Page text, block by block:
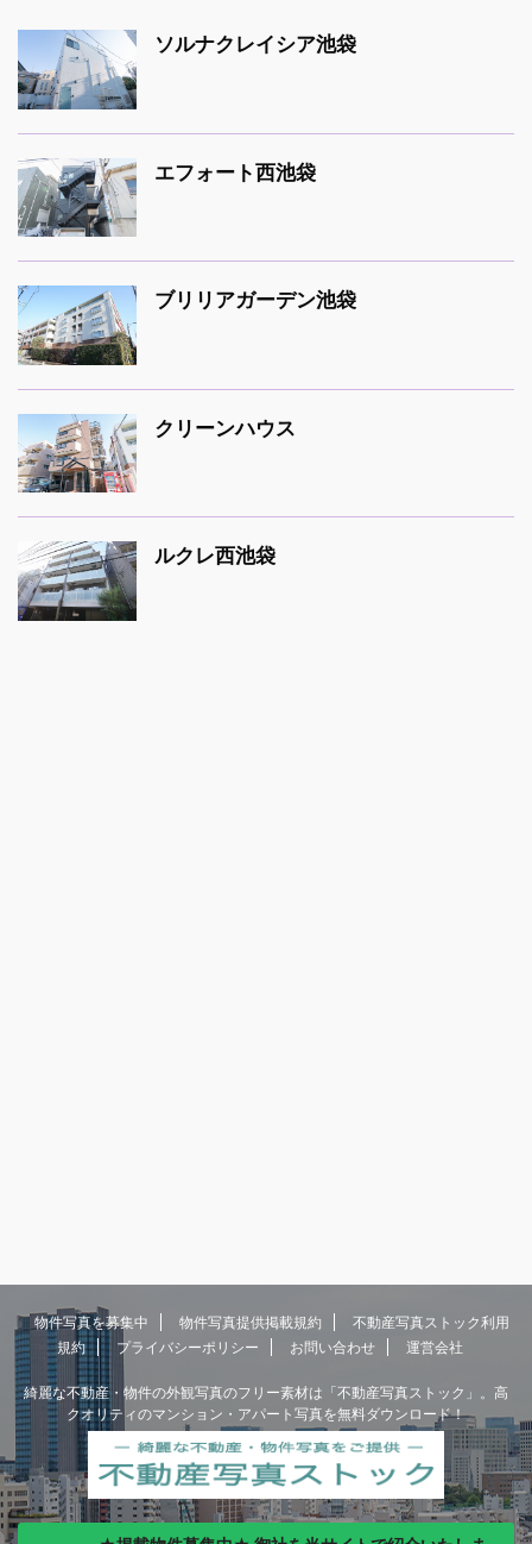
ソルナクレイシア池袋
エフォート西池袋
ブリリアガーデン池袋
クリーンハウス
ルクレ西池袋
物件写真を募集中 物件写真提供掲載規約
不動産写真ストック利用
規約
プライバシーポリシー お問い合わせ 運営会社
綺麗な不動産・物件の外観写真のフリー素材は「不動産写真ストック」。高
クオリティのマンション・アパート写真を無料ダウンロード！